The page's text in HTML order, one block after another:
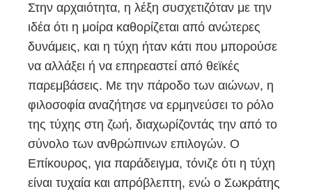
Στην αρχαιότητα, η λέξη συσχετιζόταν με την
ιδέα ότι η μοίρα καθορίζεται από ανώτερες
δυνάμεις, και η τύχη ήταν κάτι που μπορούσε
να αλλάξει ή να επηρεαστεί από θεϊκές
παρεμβάσεις. Με την πάροδο των αιώνων, η
φιλοσοφία αναζήτησε να ερμηνεύσει το ρόλο
της τύχης στη ζωή, διαχωρίζοντάς την από το
σύνολο των ανθρώπινων επιλογών. Ο
Επίκουρος, για παράδειγμα, τόνιζε ότι η τύχη
είναι τυχαία και απρόβλεπτη, ενώ ο Σωκράτης